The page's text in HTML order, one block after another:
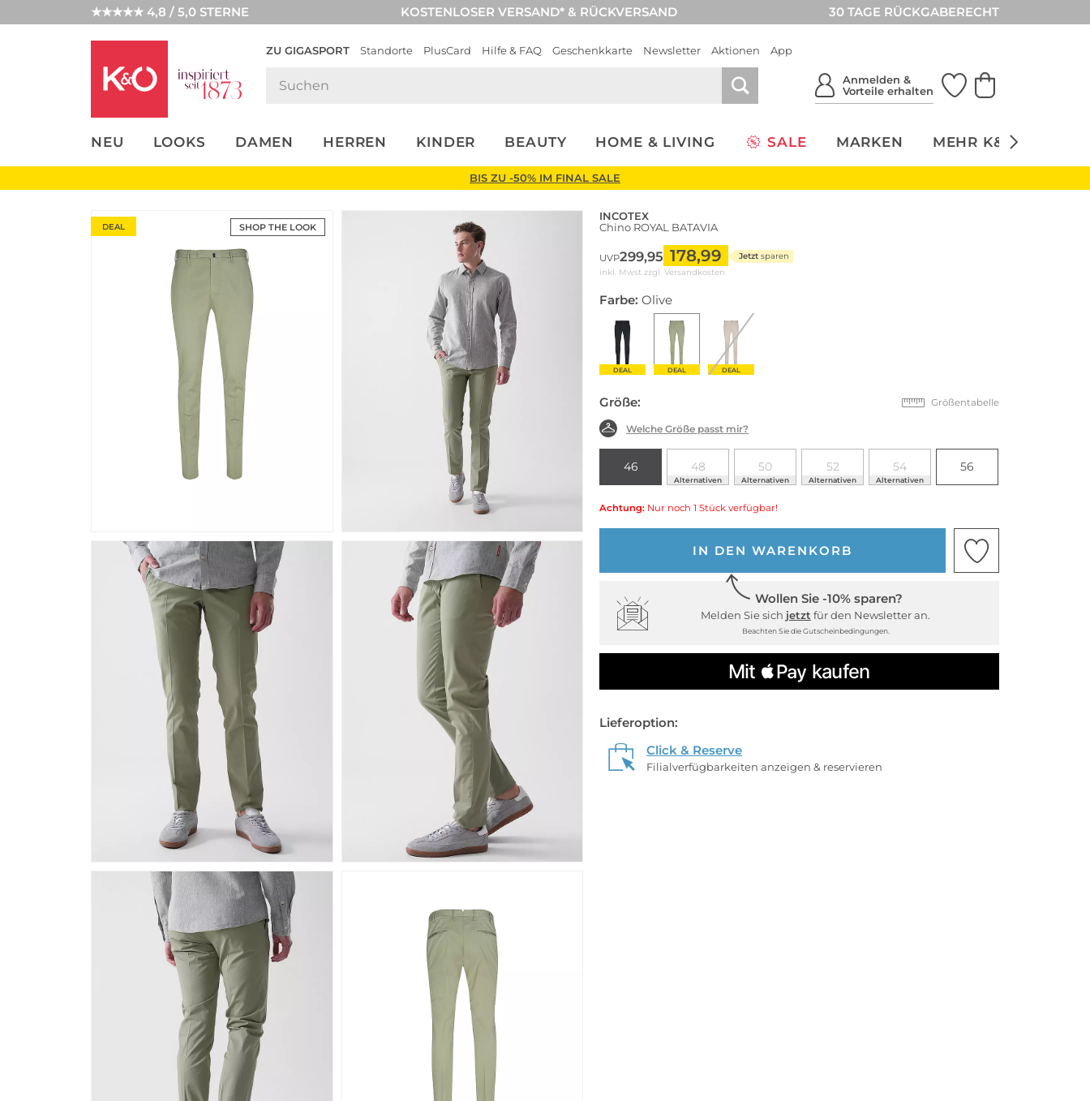
★★★★★ 4,8 / 5,0 STERNE KOSTENLOSER VERSAND* & RÜCKVERSAND 30 TAGE RÜCKGABERECHT
ZU GIGASPORT Standorte PlusCard Hilfe & FAQ Geschenkkarte Newsletter Aktionen App
Anmelden &
Vorteile erhalten
NEU LOOKS DAMEN HERREN KINDER BEAUTY HOME & LIVING SALE MARKEN MEHR K&Ö
UNSERE APP
CLICK &
BIS ZU -50% IM FINAL SALE
SHOP THE LOOK
DEAL
INCOTEX
Chino ROYAL BATAVIA
UVP299,95 178,99 Jetzt sparen
inkl. Mwst zzgl. Versandkosten
Farbe: Olive
DEAL DEAL DEAL
Größe: Größentabelle
Welche Größe passt mir?
46 48
Alternativen
50
Alternativen
52
Alternativen
54
Alternativen
56
Achtung: Nur noch 1 Stück verfügbar!
IN DEN WARENKORB
Wollen Sie -10% sparen?
Melden Sie sich jetzt für den Newsletter an.
Beachten Sie die Gutscheinbedingungen.
Lieferoption:
Click & Reserve
Filialverfügbarkeiten anzeigen & reservieren